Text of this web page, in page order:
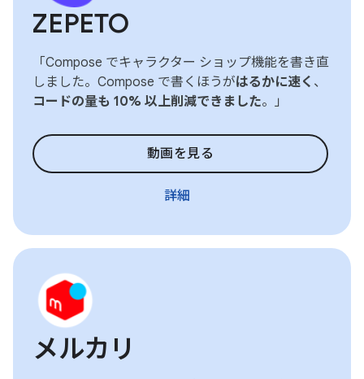
ZEPETO
「Compose でキャラクター ショップ機能を書き直
しました。Compose で書くほうがはるかに速く 、
コードの量も 10% 以上削減できました。」
動画を見る
詳細
メルカリ